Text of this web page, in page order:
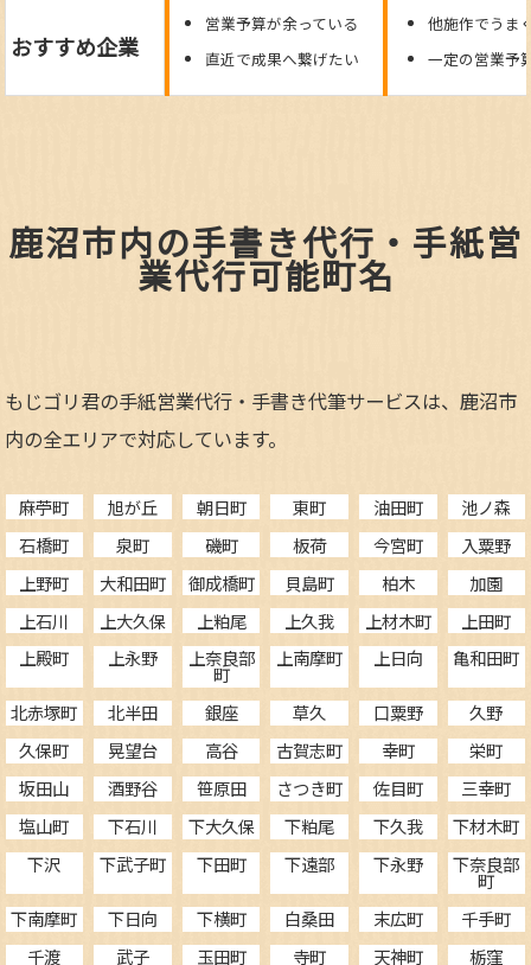
おすすめ企業
営業予算が余っている
直近で成果へ繋げたい
他施作でうま
一定の営業予
鹿沼市内の手書き代行・手紙営
業代行可能町名
もじゴリ君の手紙営業代行・手書き代筆サービスは、鹿沼市
内の全エリアで対応しています。
麻苧町 旭が丘 朝日町 東町 油田町
池ノ森
石橋町
泉町 磯町 板荷 今宮町
入粟野
上野町
大和田町 御成橋町 貝島町 柏木
加園
上石川
上大久保 上粕尾 上久我 上材木町
上田町
上殿町
上永野 上奈良部
町
上南摩町 上日向 亀和田町
北赤塚町 北半田 銀座 草久 口粟野
久野
久保町
晃望台 高谷 古賀志町 幸町
栄町
坂田山
酒野谷 笹原田 さつき町 佐目町
三幸町
塩山町
下石川 下大久保 下粕尾 下久我
下材木町
下沢
下武子町 下田町 下遠部 下永野 下奈良部
町
下南摩町
下日向 下横町 白桑田 末広町
千手町
千渡
武子 玉田町 寺町 天神町 栃窪